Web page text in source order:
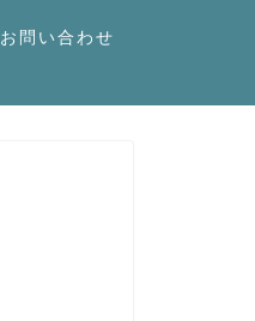
お問い合わせ